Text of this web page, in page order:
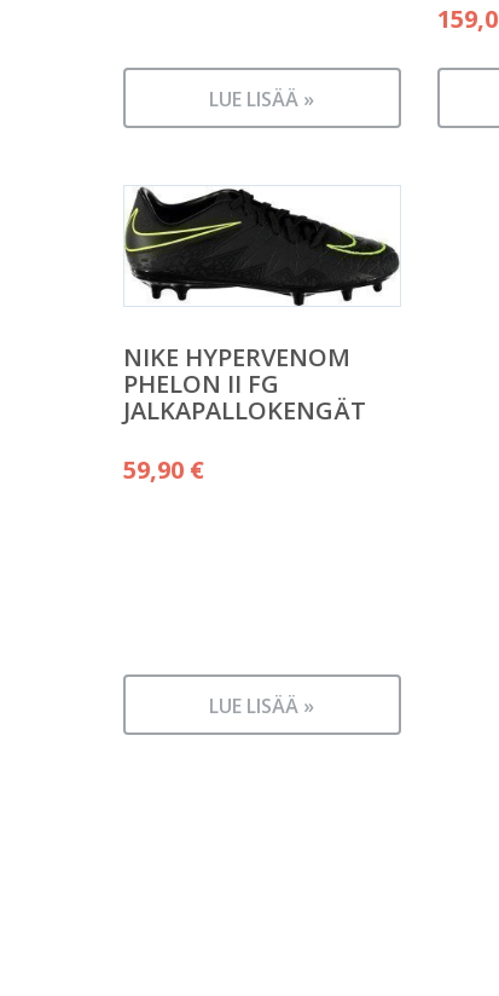
LUE LISÄÄ »
NIKE HYPERVENOM
PHELON II FG
JALKAPALLOKENGÄT
59,90 €
LUE LISÄÄ »